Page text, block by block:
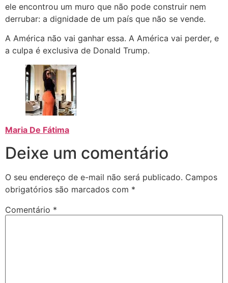
ele encontrou um muro que não pode construir nem
derrubar: a dignidade de um país que não se vende.
A América não vai ganhar essa. A América vai perder, e
a culpa é exclusiva de Donald Trump.
Maria De Fátima
Deixe um comentário
O seu endereço de e-mail não será publicado. Campos
obrigatórios são marcados com *
Comentário *